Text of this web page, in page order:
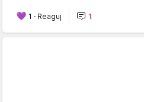
1 · Reaguj 1